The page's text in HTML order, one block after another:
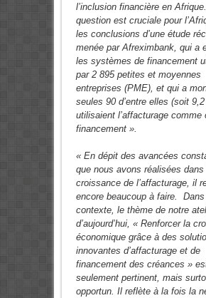
l’inclusion financière en
question est cruciale pour
les conclusions d’une étude
menée par Afreximbank, qui a
les systèmes de financement
par 2 895 petites et moyennes
entreprises (PME), et qui a
seules 90 d’entre elles (soit
utilisaient l’affacturage comme
financement ».
« En dépit des avancées
que nous avons réalisées dans
croissance de l’affacturage, il
encore beaucoup à faire.
contexte, le thème de notre
d’aujourd’hui, « Renforcer la
économique grâce à des
innovantes d’affacturage et de
financement des créances »
seulement pertinent, mais
opportun. Il reflète à la fois la